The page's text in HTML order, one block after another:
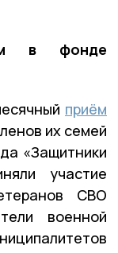
в фонде
приём
их семей
«Защитники
участие
СВО
военной